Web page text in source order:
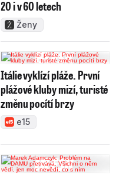
20 i v 60 letech
Ženy
Itálie vyklízí pláže. První
plážové kluby mizí, turisté
změnu pocítí brzy
e15